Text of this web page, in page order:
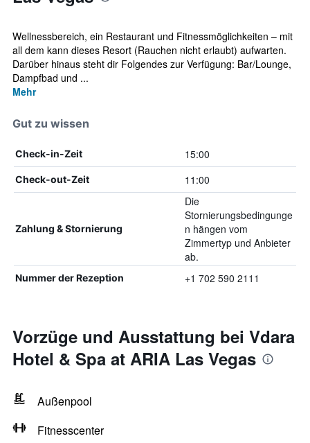
Wellnessbereich, ein Restaurant und Fitnessmöglichkeiten – mit
all dem kann dieses Resort (Rauchen nicht erlaubt) aufwarten.
Darüber hinaus steht dir Folgendes zur Verfügung: Bar/Lounge,
Dampfbad und ...
Mehr
Gut zu wissen
Check-in-Zeit 15:00
Check-out-Zeit 11:00
Zahlung & Stornierung
Die
Stornierungsbedingunge
n hängen vom
Zimmertyp und Anbieter
ab.
Nummer der Rezeption +1 702 590 2111
Vorzüge und Ausstattung bei Vdara
Hotel & Spa at ARIA Las Vegas
Außenpool
Fitnesscenter